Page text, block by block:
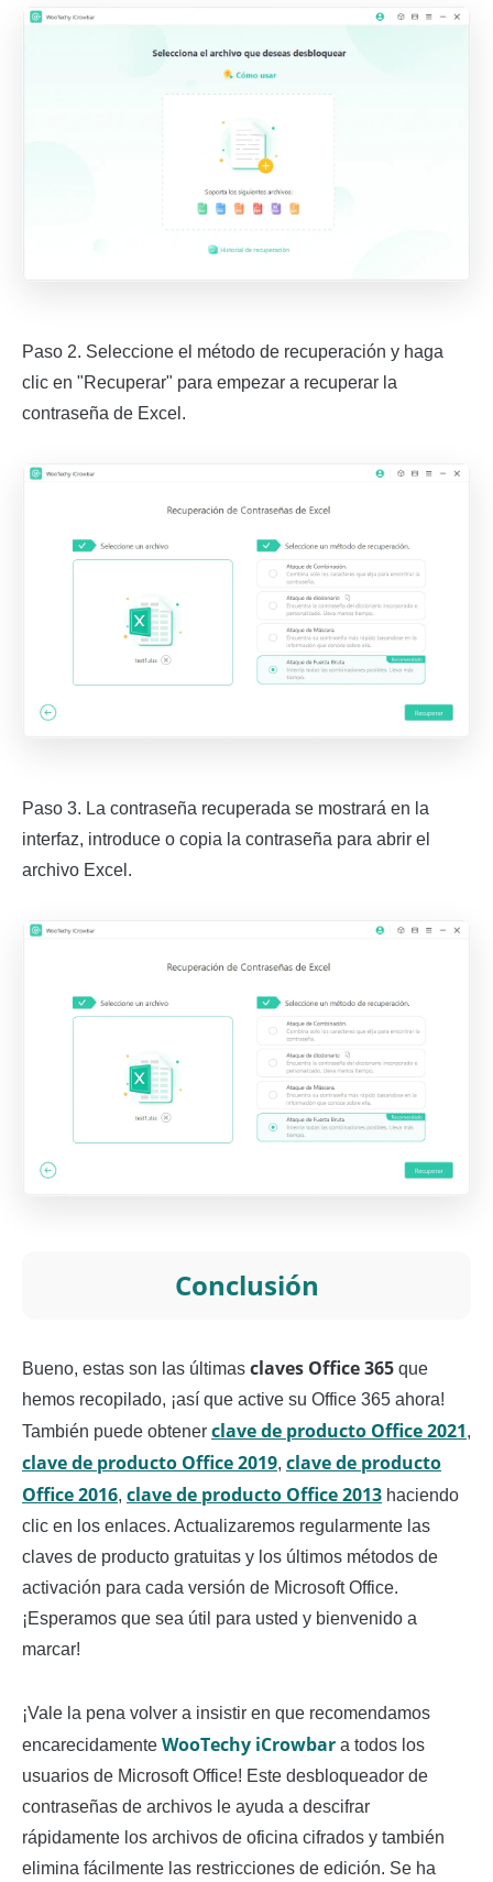
Paso 2. Seleccione el método de recuperación y haga
clic en "Recuperar" para empezar a recuperar la
contraseña de Excel.
Paso 3. La contraseña recuperada se mostrará en la
interfaz, introduce o copia la contraseña para abrir el
archivo Excel.
Conclusión
Bueno, estas son las últimas claves Office 365 que
hemos recopilado, ¡así que active su Office 365 ahora!
También puede obtener clave de producto Office 2021,
clave de producto Office 2019, clave de producto
Office 2016, clave de producto Office 2013 haciendo
clic en los enlaces. Actualizaremos regularmente las
claves de producto gratuitas y los últimos métodos de
activación para cada versión de Microsoft Office.
¡Esperamos que sea útil para usted y bienvenido a
marcar!
¡Vale la pena volver a insistir en que recomendamos
encarecidamente WooTechy iCrowbar a todos los
usuarios de Microsoft Office! Este desbloqueador de
contraseñas de archivos le ayuda a descifrar
rápidamente los archivos de oficina cifrados y también
elimina fácilmente las restricciones de edición. Se ha